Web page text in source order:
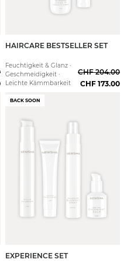
Full Routine
HAIRCARE BESTSELLER SET
Feuchtigkeit & Glanz ·
Geschmeidigkeit ·
Leichte Kämmbarkeit
CHF 204.00
CHF 173.00
Professional
BACK SOON
Für dickes Haar
EXPERIENCE SET